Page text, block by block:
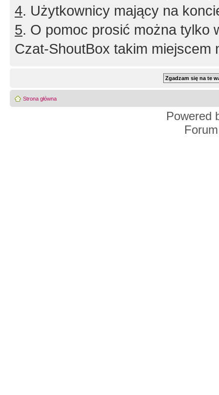
4. Użytkownicy mający na
5. O pomoc prosić można tylko
Czat-ShoutBox takim miejscem
Strona główna
Powered